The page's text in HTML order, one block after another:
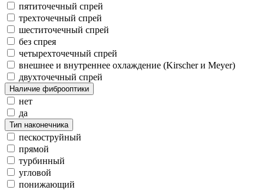
пятиточечный спрей
трехточечный спрей
шеститочечный спрей
без спрея
четырехточечный спрей
внешнее и внутреннее охлаждение (Kirscher и Meyer)
двухточечный спрей
Наличие фиброоптики
нет
да
Тип наконечника
пескоструйный
прямой
турбинный
угловой
понижающий